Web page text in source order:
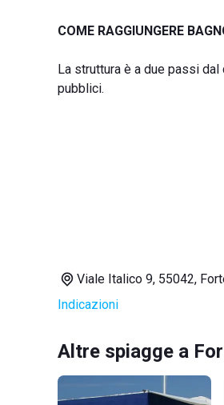
COME RAGGIUNGERE
La struttura è a due passi
pubblici.
Viale Italico 9, 55042,
Indicazioni
Altre spiagge a